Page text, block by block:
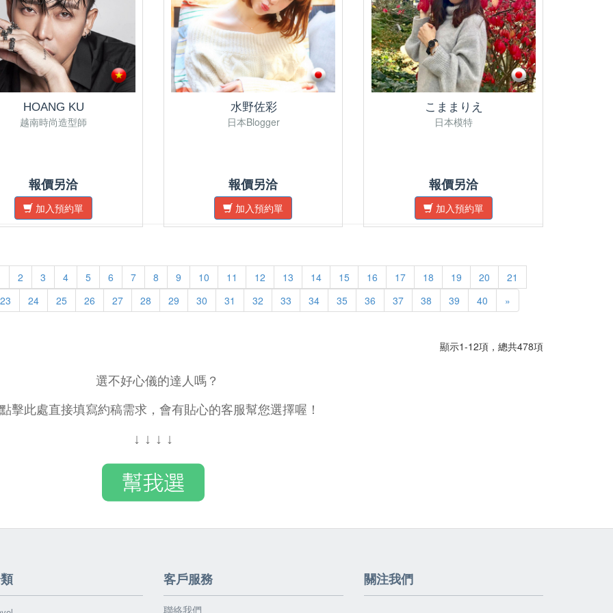
HOANG KU
越南時尚造型師
報價另洽
加入預約單
水野佐彩
日本Blogger
報價另洽
加入預約單
こままりえ
日本模特
報價另洽
加入預約單
2 3 4 5 6 7 8 9 10 11 12 13 14 15 16 17 18 19 20
21
23
24 25 26 27 28 29 30 31 32 33 34 35 36 37 38 39 40 »
顯示1-12項，總共478項
選不好心儀的達人嗎？
擊此處直接填寫約稿需求，會有貼心的客服幫您選擇喔！
↓ ↓ ↓ ↓
客戶服務
聯絡我們
關注我們